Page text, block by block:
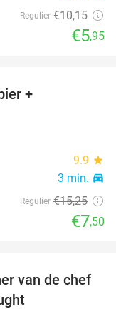
Regulier €10,15
€5,95
+
9.9 star
3 min. directions_car
Regulier €15,25
€7,50
40%
van de chef